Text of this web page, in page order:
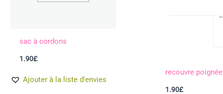
sac à cordons
1.90£
Ajouter à la liste d'envies
recouvre poignée
1.90£